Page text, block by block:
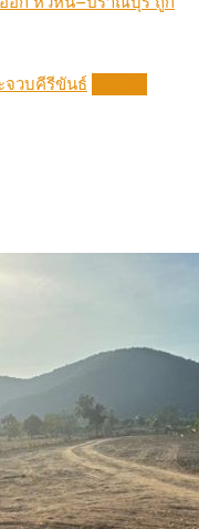
จวบคีรีขันธ์